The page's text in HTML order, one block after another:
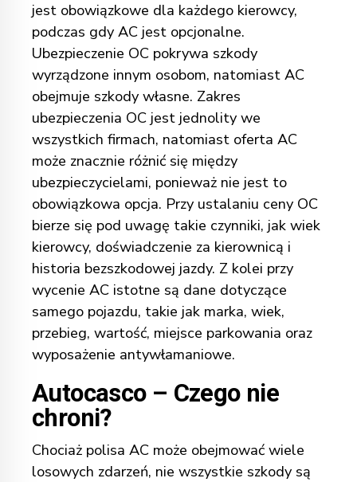
jest obowiązkowe dla każdego kierowcy,
podczas gdy AC jest opcjonalne.
Ubezpieczenie OC pokrywa szkody
wyrządzone innym osobom, natomiast AC
obejmuje szkody własne. Zakres
ubezpieczenia OC jest jednolity we
wszystkich firmach, natomiast oferta AC
może znacznie różnić się między
ubezpieczycielami, ponieważ nie jest to
obowiązkowa opcja. Przy ustalaniu ceny OC
bierze się pod uwagę takie czynniki, jak wiek
kierowcy, doświadczenie za kierownicą i
historia bezszkodowej jazdy. Z kolei przy
wycenie AC istotne są dane dotyczące
samego pojazdu, takie jak marka, wiek,
przebieg, wartość, miejsce parkowania oraz
wyposażenie antywłamaniowe.
Autocasco – Czego nie
chroni?
Chociaż polisa AC może obejmować wiele
losowych zdarzeń, nie wszystkie szkody są